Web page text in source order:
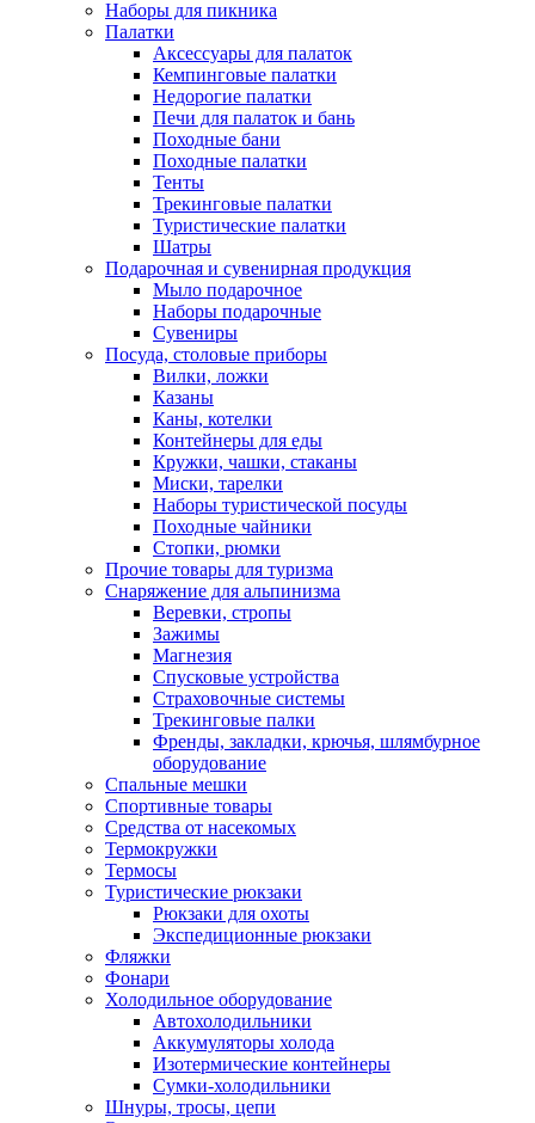
Наборы для пикника
Палатки
Аксессуары для палаток
Кемпинговые палатки
Недорогие палатки
Печи для палаток и бань
Походные бани
Походные палатки
Тенты
Трекинговые палатки
Туристические палатки
Шатры
Подарочная и сувенирная продукция
Мыло подарочное
Наборы подарочные
Сувениры
Посуда, столовые приборы
Вилки, ложки
Казаны
Каны, котелки
Контейнеры для еды
Кружки, чашки, стаканы
Миски, тарелки
Наборы туристической посуды
Походные чайники
Стопки, рюмки
Прочие товары для туризма
Снаряжение для альпинизма
Веревки, стропы
Зажимы
Магнезия
Спусковые устройства
Страховочные системы
Трекинговые палки
Френды, закладки, крючья, шлямбурное
оборудование
Спальные мешки
Спортивные товары
Средства от насекомых
Термокружки
Термосы
Туристические рюкзаки
Рюкзаки для охоты
Экспедиционные рюкзаки
Фляжки
Фонари
Холодильное оборудование
Автохолодильники
Аккумуляторы холода
Изотермические контейнеры
Сумки-холодильники
Шнуры, тросы, цепи